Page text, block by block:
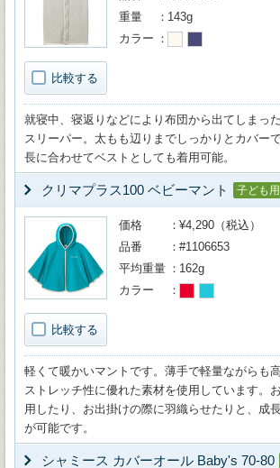
比較する
重量
143g
カラー
就寝中、寝返りなどにより布団から出てしまっ
スリーパー。太もも辺りまでしっかりとカバー
長に合わせてベストとしても着用可能。
クリマプラス100 ベビーマント 子ども用
比較する
価格
¥4,290（税込）
品番
#1106653
平均重量
162g
カラー
軽くて暖かいマントです。薄手で軽量ながらも
ストレッチ性に優れた素材を使用しています。
用したり、お出掛けの際に羽織らせたりと、成
が可能です。
シャミース カバーオール Baby's 70-80